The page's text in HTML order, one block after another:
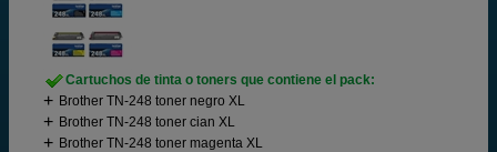
Cartuchos de tinta o toners que contiene el pack:
Brother TN-248 toner negro XL
Brother TN-248 toner cian XL
Brother TN-248 toner magenta XL